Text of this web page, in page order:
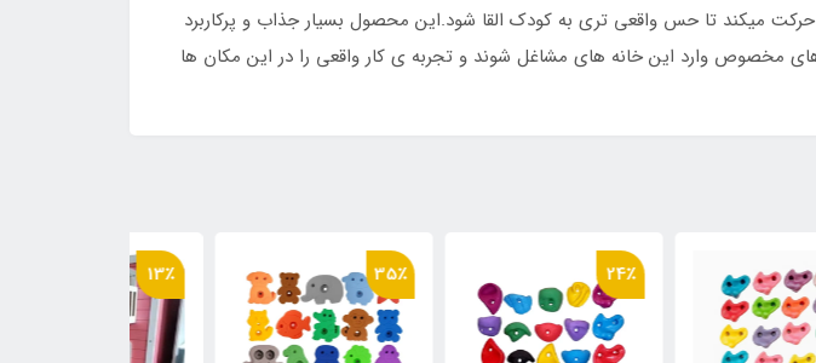
میکند تا حس واقعی تری به کودک القا شود.این محصول بسیار جذاب و پرکاربرد
های مخصوص وارد این خانه های مشاغل شوند و تجربه ی کار واقعی را در این مکان ها
24٪ 13٪